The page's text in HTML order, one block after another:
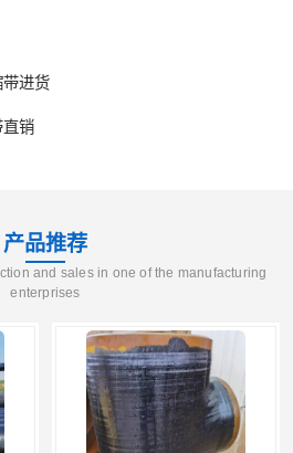
进货
直销
产品推荐
and sales in one of the manufacturing
enterprises